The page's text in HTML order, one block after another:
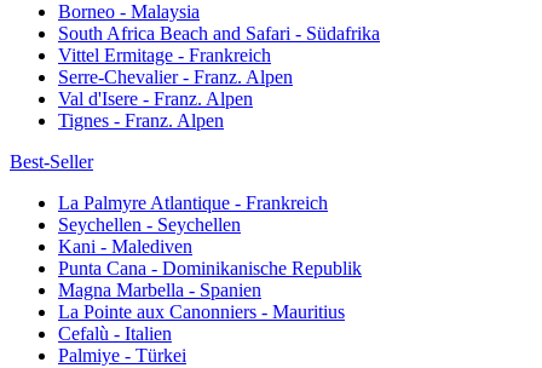
Borneo - Malaysia
South Africa Beach and Safari - Südafrika
Vittel Ermitage - Frankreich
Serre-Chevalier - Franz. Alpen
Val d'Isere - Franz. Alpen
Tignes - Franz. Alpen
Best-Seller
La Palmyre Atlantique - Frankreich
Seychellen - Seychellen
Kani - Malediven
Punta Cana - Dominikanische Republik
Magna Marbella - Spanien
La Pointe aux Canonniers - Mauritius
Cefalù - Italien
Palmiye - Türkei